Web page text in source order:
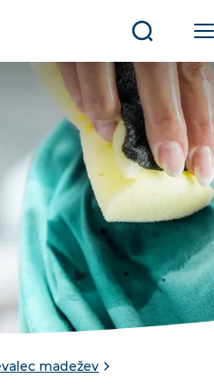
Odpri/
madežev